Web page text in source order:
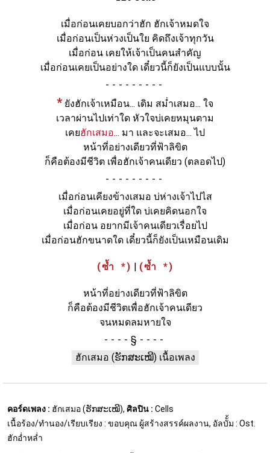
เมื่อก่อนเคยบอกว่าฮัก ฮักเจ้าหมดใจ
เมื่อก่อนเป็นห่วงเป็นใย คิดถึงเจ้าทุกวัน
เมื่อก่อน เคยให้เจ้าเป็นคนสำคัญ
เมื่อก่อนเคยเป็นอย่างใด เดี๋ยวนี้ก็ยังเป็นแบบนั้น
-
* ยังฮักเจ้าเหมือน... เดิม สม่ำเสมอ... ใจ
เวลาผ่านไปเท่าใด หัวใจบ่เคยหมุนตาม
เคยฮักเสมอ... มา และจะเสมอ... ไป
หน้าที่อย่างเดียวที่ฟ้าลิขิต
ก็คือต้องมีชีวิต เพื่อฮักเจ้าคนเดียว (ตลอดไป)
-
เมื่อก่อนเคียงข้างเสมอ บ่ห่างเจ้าไปไส
เมื่อก่อนเคยอยู่ที่ใด บ่เคยคิดนอกใจ
เมื่อก่อน อยากมีเจ้าคนเดียวเรื่อยไป
เมื่อก่อนฮักขนาดใด เดี๋ยวนี้ก็ยังเป็นเหมือนเดิม
(ซ้ำ *) (ซ้ำ *)
หน้าที่อย่างเดียวที่ฟ้าลิขิต
ก็คือต้องมีชีวิตเพื่อฮักเจ้าคนเดียว
จนหมดลมหายใจ
§
ฮักเสมอ (ຮັກສະເໝີ) เนื้อเพลง
คอร์ดเพลง : ฮักเสมอ (ຮັກສະເໝີ), ศิลปิน : Cells
เนื้อร้อง/ทำนอง/เรียบเรียง : ขอบคุณ ผู้สร้างสรรค์ผลงาน, อัลบัั้ม : Ost.
ฮักอ่ำหล่ำ